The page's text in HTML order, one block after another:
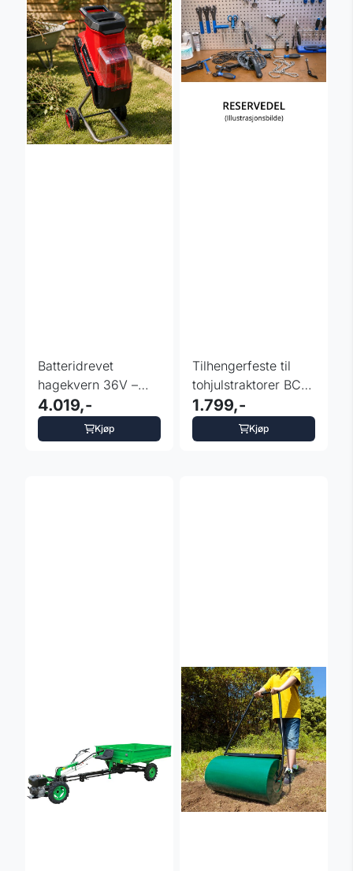
Batteridrevet
hagekvern 36V –
Einhell REDAXXO
36/25
4.019,-
Kjøp
Tilhengerfeste til
tohjulstraktorer BCS
og Ferrari
1.799,-
Kjøp